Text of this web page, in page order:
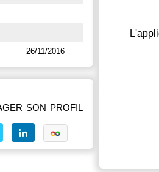
26/11/2016
son profil